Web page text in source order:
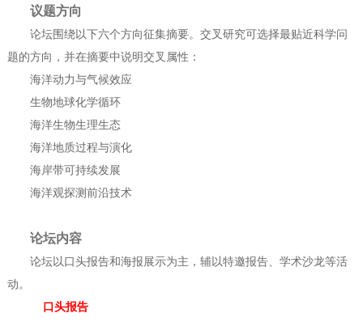
议题方向
论坛围绕以下六个方向征集摘要。交叉研究可选择最贴近科学问
题的方向，并在摘要中说明交叉属性：
海洋动力与气候效应
生物地球化学循环
海洋生物生理生态
海洋地质过程与演化
海岸带可持续发展
海洋观探测前沿技术
论坛内容
论坛以口头报告和海报展示为主，辅以特邀报告、学术沙龙等活
动。
口头报告